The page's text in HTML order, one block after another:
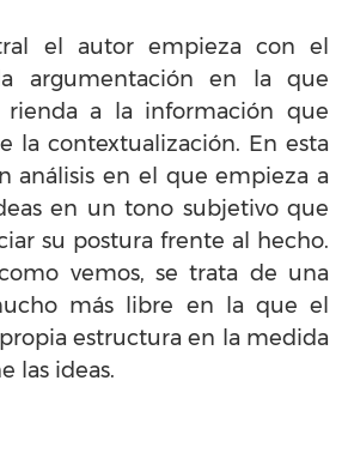
el autor empieza con el
argumentación en la que
a la información que
la contextualización. En esta
análisis en el que empieza a
en un tono subjetivo que
su postura frente al hecho.
vemos, se trata de una
más libre en la que el
estructura en la medida
las ideas.